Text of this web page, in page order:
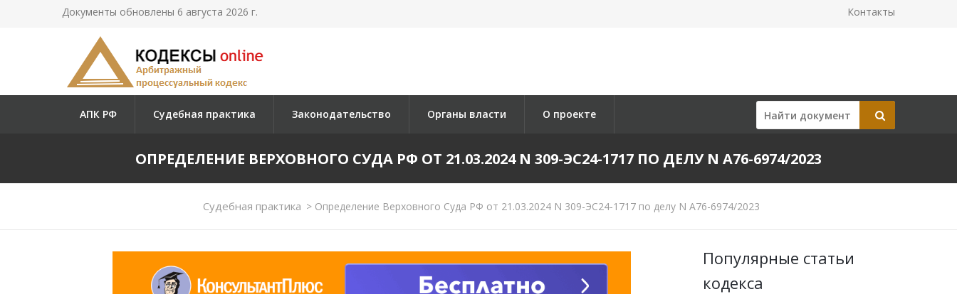
Документы обновлены 6 августа 2026 г. Контакты
АПК РФ Судебная практика Законодательство Органы власти О проекте
ОПРЕДЕЛЕНИЕ ВЕРХОВНОГО СУДА РФ ОТ 21.03.2024 N 309-ЭС24-1717 ПО ДЕЛУ N А76-6974/2023
Судебная практика >Определение Верховного Суда РФ от 21.03.2024 N 309-ЭС24-1717 по делу N А76-6974/2023
Популярные статьи
кодекса